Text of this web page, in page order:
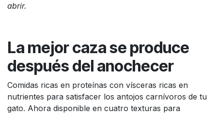
abrir.
La mejor caza se produce
después del anochecer
Comidas ricas en proteínas con vísceras ricas en
nutrientes para satisfacer los antojos carnívoros de tu
gato. Ahora disponible en cuatro texturas para